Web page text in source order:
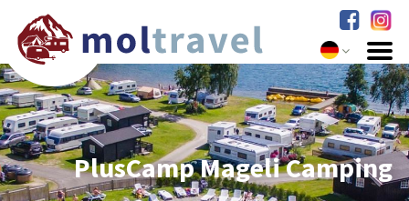
PlusCamp Mageli Camping